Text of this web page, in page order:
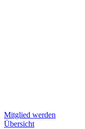
Mitglied werden
Übersicht